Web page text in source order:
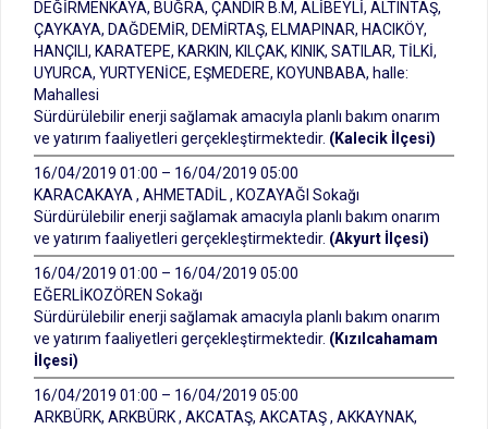
DEĞİRMENKAYA, BUĞRA, ÇANDIR B.M, ALİBEYLİ, ALTINTAŞ,
ÇAYKAYA, DAĞDEMİR, DEMİRTAŞ, ELMAPINAR, HACIKÖY,
HANÇILI, KARATEPE, KARKIN, KILÇAK, KINIK, SATILAR, TİLKİ,
UYURCA, YURTYENİCE, EŞMEDERE, KOYUNBABA, halle:
Mahallesi
Sürdürülebilir enerji sağlamak amacıyla planlı bakım onarım
ve yatırım faaliyetleri gerçekleştirmektedir. (Kalecik İlçesi)
16/04/2019 01:00 – 16/04/2019 05:00
KARACAKAYA , AHMETADİL , KOZAYAĞI Sokağı
Sürdürülebilir enerji sağlamak amacıyla planlı bakım onarım
ve yatırım faaliyetleri gerçekleştirmektedir. (Akyurt İlçesi)
16/04/2019 01:00 – 16/04/2019 05:00
EĞERLİKOZÖREN Sokağı
Sürdürülebilir enerji sağlamak amacıyla planlı bakım onarım
ve yatırım faaliyetleri gerçekleştirmektedir. (Kızılcahamam
İlçesi)
16/04/2019 01:00 – 16/04/2019 05:00
ARKBÜRK, ARKBÜRK , AKCATAŞ, AKCATAŞ , AKKAYNAK,